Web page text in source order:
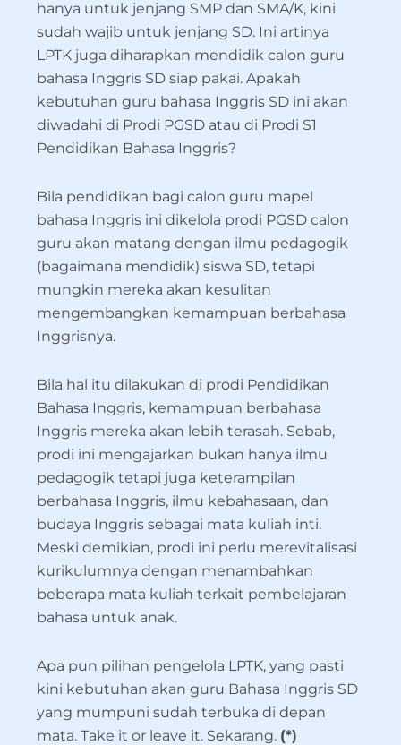
hanya untuk jenjang SMP dan SMA/K, kini
sudah wajib untuk jenjang SD. Ini artinya
LPTK juga diharapkan mendidik calon guru
bahasa Inggris SD siap pakai. Apakah
kebutuhan guru bahasa Inggris SD ini akan
diwadahi di Prodi PGSD atau di Prodi S1
Pendidikan Bahasa Inggris?
Bila pendidikan bagi calon guru mapel
bahasa Inggris ini dikelola prodi PGSD calon
guru akan matang dengan ilmu pedagogik
(bagaimana mendidik) siswa SD, tetapi
mungkin mereka akan kesulitan
mengembangkan kemampuan berbahasa
Inggrisnya.
Bila hal itu dilakukan di prodi Pendidikan
Bahasa Inggris, kemampuan berbahasa
Inggris mereka akan lebih terasah. Sebab,
prodi ini mengajarkan bukan hanya ilmu
pedagogik tetapi juga keterampilan
berbahasa Inggris, ilmu kebahasaan, dan
budaya Inggris sebagai mata kuliah inti.
Meski demikian, prodi ini perlu merevitalisasi
kurikulumnya dengan menambahkan
beberapa mata kuliah terkait pembelajaran
bahasa untuk anak.
Apa pun pilihan pengelola LPTK, yang pasti
kini kebutuhan akan guru Bahasa Inggris SD
yang mumpuni sudah terbuka di depan
mata. Take it or leave it. Sekarang. (*)